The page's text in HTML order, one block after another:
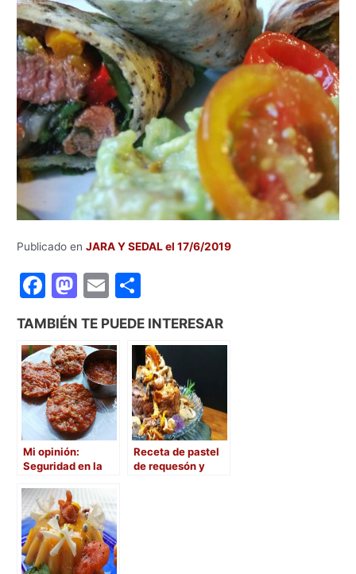
Publicado enJARA Y SEDAL el 17/6/2019
F
a
c
e
b
o
o
k
M
a
st
o
d
o
n
E
m
ai
l
o
m
p
ar
tir
TAMBIÉN TE PUEDE INTERESAR
Mi opinión:
Seguridad en la
comida
Receta de pastel
de requesón y